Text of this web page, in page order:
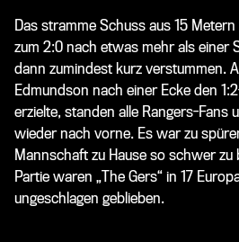
Das stramme Schuss aus 15 Metern
zum 2:0 nach etwas mehr als einer
dann zumindest kurz verstummen.
Edmundson nach einer Ecke den
erzielte, standen alle Rangers-Fans
wieder nach vorne. Es war zu
Mannschaft zu Hause so schwer zu
Partie waren „The Gers“ in 17
ungeschlagen geblieben.